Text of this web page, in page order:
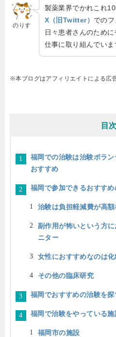
のりす
製薬業界でかれこれ
X（旧Twitter） でのフ
日々患者さんのため
仕事に取り組んでいま
※本ブログはアフィリエイトによる広
目次
福岡での治験は治験ボラ
おすすめ
福岡で参加できるおすす
治験は負担軽減費が高
副作用が怖いという方
ニター
女性におすすめなのは
その他の臨床研究
福岡でおすすめの治験を
福岡で治験をやっている施
福岡市の施設